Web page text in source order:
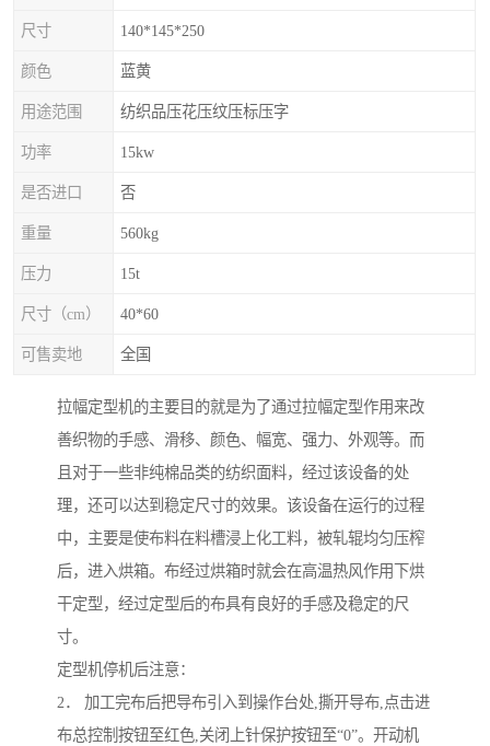
尺寸 140*145*250
颜色 蓝黄
用途范围 纺织品压花压纹压标压字
功率 15kw
是否进口 否
重量 560kg
压力 15t
尺寸（cm） 40*60
可售卖地 全国
拉幅定型机的主要目的就是为了通过拉幅定型作用来改
善织物的手感、滑移、颜色、幅宽、强力、外观等。而
且对于一些非纯棉品类的纺织面料，经过该设备的处
理，还可以达到稳定尺寸的效果。该设备在运行的过程
中，主要是使布料在料槽浸上化工料，被轧辊均匀压榨
后，进入烘箱。布经过烘箱时就会在高温热风作用下烘
干定型，经过定型后的布具有良好的手感及稳定的尺
寸。
定型机停机后注意：
2． 加工完布后把导布引入到操作台处,撕开导布,点击进
布总控制按钮至红色,关闭上针保护按钮至“0”。开动机